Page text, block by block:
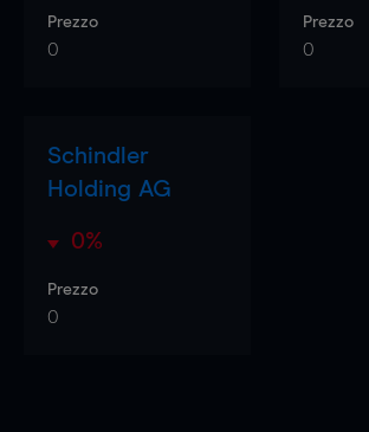
Prezzo
0
Prezzo
0
Schindler
Holding AG
0%
Prezzo
0